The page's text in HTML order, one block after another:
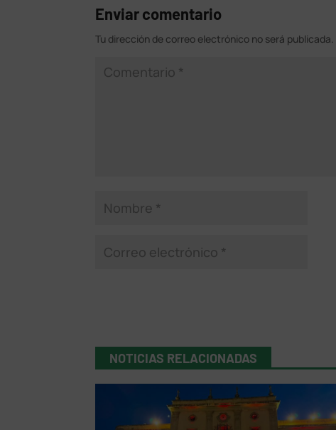
Enviar comentario
Tu dirección de correo electrónico no será publicada.
NOTICIAS RELACIONADAS